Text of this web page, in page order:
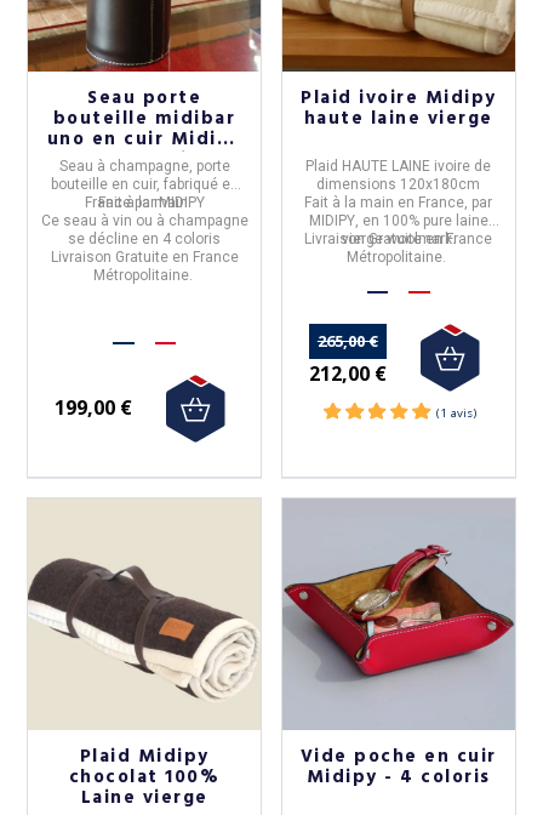
Seau porte
bouteille midibar
uno en cuir Midipy
- 4 coloris
Seau à champagne, porte
bouteilleen cuir, fabriqué en
FranceparMIDIPY
Fait à la main.
Ce seau à vin ou à champagne
se décline en 4 coloris
Livraison Gratuite en France
Métropolitaine.
199,00 €
Plaid ivoire Midipy
haute laine vierge
Plaid HAUTE LAINE ivoire de
dimensions 120x180cm
Fait à la main en France , par
MIDIPY, en 100% pure laine
vierge woolmark.
Livraison Gratuite en France
Métropolitaine.
265,00 €
212,00 €
Plaid Midipy
chocolat 100%
Laine vierge
Vide poche en cuir
Midipy - 4 coloris